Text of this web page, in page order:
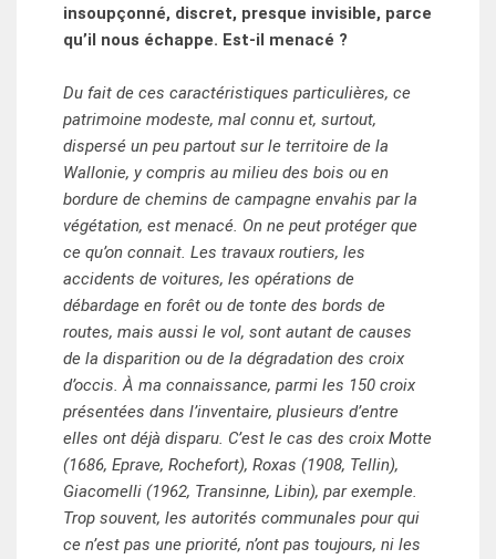
insoupçonné, discret, presque invisible, parce
qu’il nous échappe. Est-il menacé ?
Du fait de ces caractéristiques particulières, ce
patrimoine modeste, mal connu et, surtout,
dispersé un peu partout sur le territoire de la
Wallonie, y compris au milieu des bois ou en
bordure de chemins de campagne envahis par la
végétation, est menacé. On ne peut protéger que
ce qu’on connait. Les travaux routiers, les
accidents de voitures, les opérations de
débardage en forêt ou de tonte des bords de
routes, mais aussi le vol, sont autant de causes
de la disparition ou de la dégradation des croix
d’occis. À ma connaissance, parmi les 150 croix
présentées dans l’inventaire, plusieurs d’entre
elles ont déjà disparu. C’est le cas des croix Motte
(1686, Eprave, Rochefort), Roxas (1908, Tellin),
Giacomelli (1962, Transinne, Libin), par exemple.
Trop souvent, les autorités communales pour qui
ce n’est pas une priorité, n’ont pas toujours, ni les